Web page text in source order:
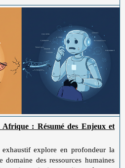
: Résumé des Enjeux et
explore en profondeur la
des ressources humaines